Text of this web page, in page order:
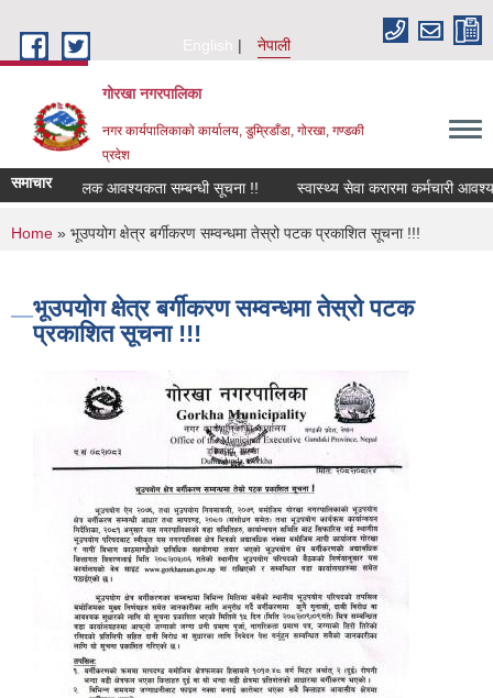
English
नेपाली
गोरखा नगरपालिका
नगर कार्यपालिकाको कार्यालय, डुम्रिडाँडा, गोरखा, गण्डकी
प्रदेश
समाचार
सवारी चालक आवश्यकता सम्बन्धी सूचना !! स्वास्थ्य सेवा करारमा कर्मचारी
You are here
Home » भूउपयोग क्षेत्र बर्गीकरण सम्वन्धमा तेस्रो पटक प्रकाशित सूचना !!!
भूउपयोग क्षेत्र बर्गीकरण सम्वन्धमा तेस्रो पटक
प्रकाशित सूचना !!!